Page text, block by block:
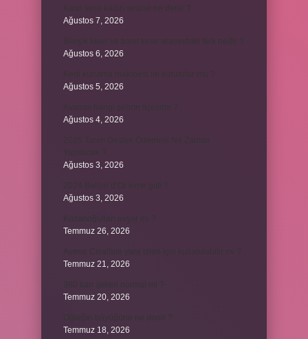
Ağustos 7, 2026
Bileşik kesir ve basit kesir arasındaki fark nedir ?
Ağustos 6, 2026
Ağustos 5, 2026
Ağustos 4, 2026
Ağustos 3, 2026
Ağustos 3, 2026
Temmuz 26, 2026
Temmuz 21, 2026
Temmuz 20, 2026
Temmuz 18, 2026